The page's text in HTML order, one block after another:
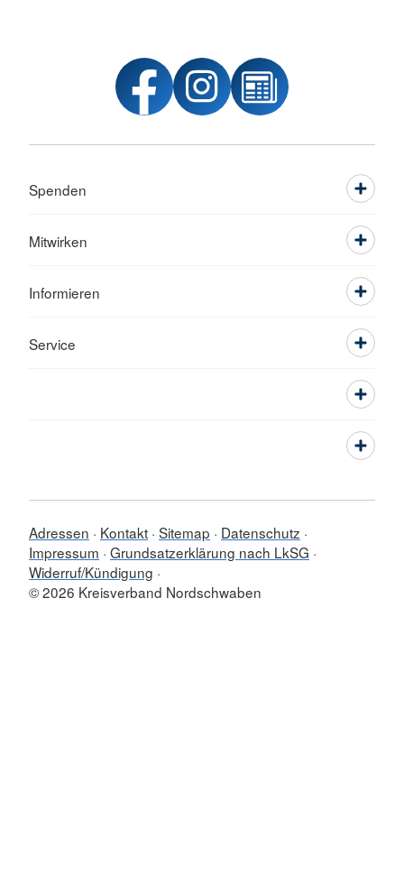
Spenden
Mitwirken
Informieren
Service
Adressen Kontakt Sitemap
Datenschutz
Impressum Grundsatzerklärung nach LkSG
Widerruf/Kündigung
© 2026 Kreisverband Nordschwaben